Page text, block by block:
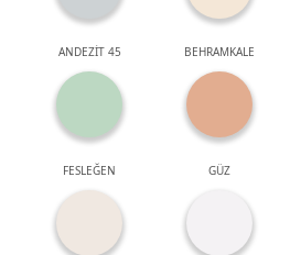
ANDEZİT 45 BEHRAMKALE
FESLEĞEN GÜZ